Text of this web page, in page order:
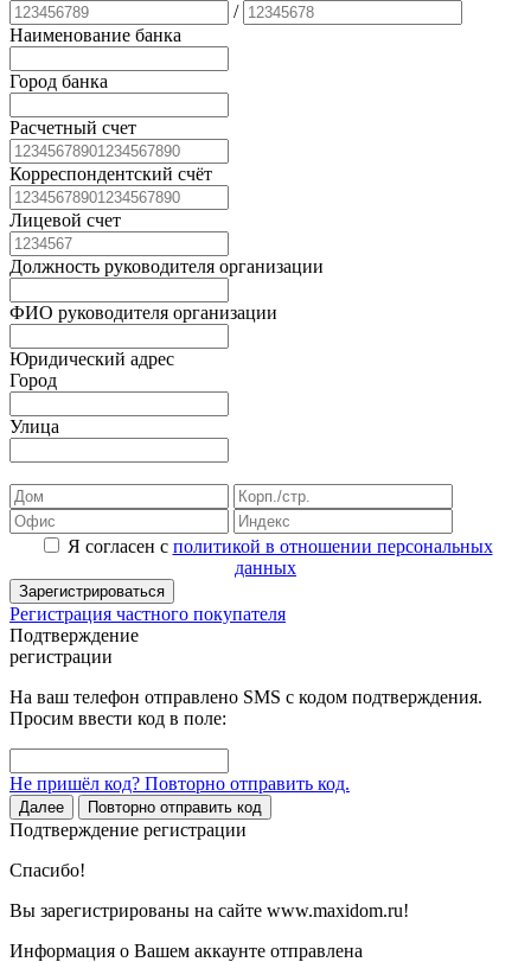
/
Наименование банка
Город банка
Расчетный счет
Корреспондентский счёт
Лицевой счет
Должность руководителя организации
ФИО руководителя организации
Юридический адрес
Город
Улица
Я согласен с политикой в отношении персональных
данных
Зарегистрироваться
Регистрация частного покупателя
Подтверждение
регистрации
На ваш телефон отправлено SMS с кодом подтверждения.
Просим ввести код в поле:
Не пришёл код? Повторно отправить код.
Далее Повторно отправить код
Подтверждение регистрации
Спасибо!
Вы зарегистрированы на сайте www.maxidom.ru!
Информация о Вашем аккаунте отправлена